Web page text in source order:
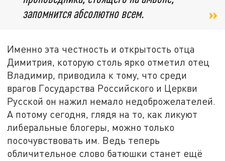
запомнится абсолютно всем.
Именно эта честность и открытость отца
Димитрия, которую столь ярко отметил отец
Владимир, приводила к тому, что среди
врагов Государства Российского и Церкви
Русской он нажил немало недоброжелателей.
А потому сегодня, глядя на то, как ликуют
либеральные блогеры, можно только
посочувствовать им. Ведь теперь
обличительное слово батюшки станет ещё